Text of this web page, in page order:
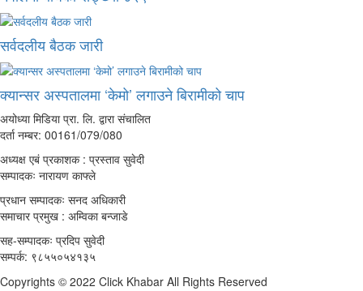
सर्वदलीय बैठक जारी
क्यान्सर अस्पतालमा ‘केमो’ लगाउने बिरामीको चाप
अयोध्या मिडिया प्रा. लि. द्वारा संचालित
दर्ता नम्बर: 00161/079/080
अध्यक्ष एबं प्रकाशक : प्रस्ताव सुवेदी
सम्पादकः नारायण काफ्ले
प्रधान सम्पादकः सनद अधिकारी
समाचार प्रमुख : अम्विका बन्जाडे
सह-सम्पादकः प्रदिप सुवेदी
सम्पर्क: ९८५५०५४१३५
Copyrights © 2022 Click Khabar All Rights Reserved